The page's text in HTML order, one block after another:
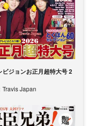
ビジョンお正月超特大号 2
Travis Japan